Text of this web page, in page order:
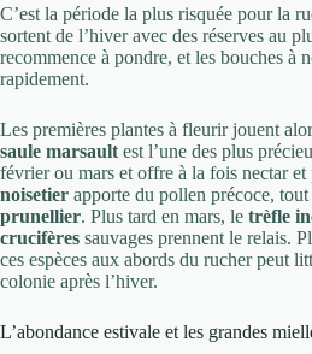
C’est la période la plus risquée pour la
sortent de l’hiver avec des réserves au
recommence à pondre, et les bouches à
rapidement.
Les premières plantes à fleurir jouent
saule marsaultest l’une des plus
février ou mars et offre à la fois nectar
noisetier apporte du pollen précoce,
prunellier. Plus tard en mars, le trèfle
crucifères sauvages prennent le relais.
ces espèces aux abords du rucher peut
colonie après l’hiver.
L’abondance estivale et les grandes